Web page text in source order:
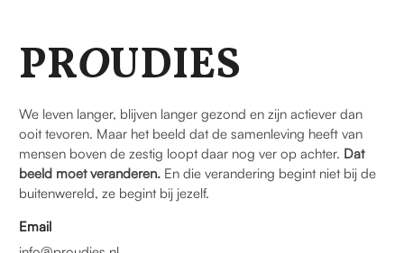
PROUDIES
We leven langer, blijven langer gezond en zijn actiever dan
ooit tevoren. Maar het beeld dat de samenleving heeft van
mensen boven de zestig loopt daar nog ver op achter. Dat
beeld moet veranderen. En die verandering begint niet bij de
buitenwereld, ze begint bij jezelf.
Email